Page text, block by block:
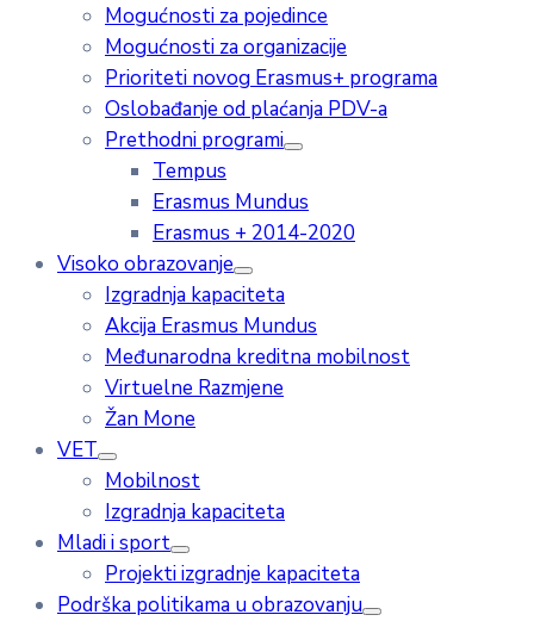
Mogućnosti za pojedince
Mogućnosti za organizacije
Prioriteti novog Erasmus+ programa
Oslobađanje od plaćanja PDV-a
Prethodni programi
Tempus
Erasmus Mundus
Erasmus + 2014-2020
Visoko obrazovanje
Izgradnja kapaciteta
Akcija Erasmus Mundus
Međunarodna kreditna mobilnost
Virtuelne Razmjene
Žan Mone
VET
Mobilnost
Izgradnja kapaciteta
Mladi i sport
Projekti izgradnje kapaciteta
Podrška politikama u obrazovanju